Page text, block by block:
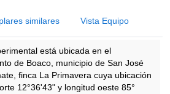
similares Vista Equipo
está ubicada en el
de Boaco, municipio de San José
finca La Primavera cuya ubicación
12°36'43" y longitud oeste 85°